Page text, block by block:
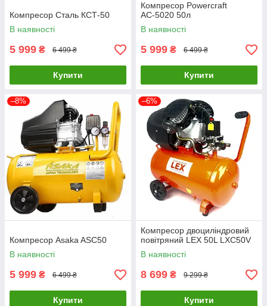
Компресор Сталь КСТ-50
В наявності
5 999 ₴ 6 499 ₴
Купити
Компресор Powercraft
АС-5020 50л
В наявності
5 999 ₴ 6 499 ₴
Купити
–8%
Компресор Asaka ASC50
В наявності
5 999 ₴ 6 499 ₴
Купити
–6%
Компресор двоциліндровий
повітряний LEX 50L LXC50V
В наявності
8 699 ₴ 9 299 ₴
Купити